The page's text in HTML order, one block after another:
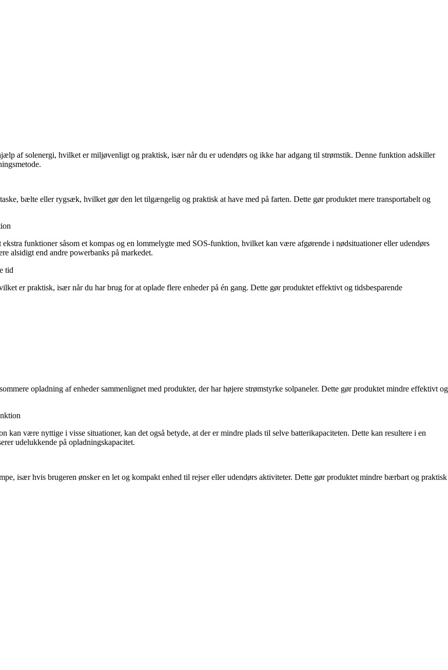
af solenergi, hvilket er miljøvenligt og praktisk, især når du er udendørs og ikke har adgang til strømstik. Denne funktion adskiller
bælte eller rygsæk, hvilket gør den let tilgængelig og praktisk at have med på farten. Dette gør produktet mere transportabelt og
funktioner såsom et kompas og en lommelygte med SOS-funktion, hvilket kan være afgørende i nødsituationer eller udendørs
alsidigt end andre powerbanks på markedet.
tid
er praktisk, især når du har brug for at oplade flere enheder på én gang. Dette gør produktet effektivt og tidsbesparende
opladning af enheder sammenlignet med produkter, der har højere strømstyrke solpaneler. Dette gør produktet mindre effektivt og
være nyttige i visse situationer, kan det også betyde, at der er mindre plads til selve batterikapaciteten. Dette kan resultere i en
udelukkende på opladningskapacitet.
især hvis brugeren ønsker en let og kompakt enhed til rejser eller udendørs aktiviteter. Dette gør produktet mindre bærbart og praktisk